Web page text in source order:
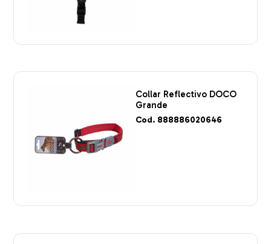
Collar Reflectivo DOCO
Grande
Cod. 888886020646